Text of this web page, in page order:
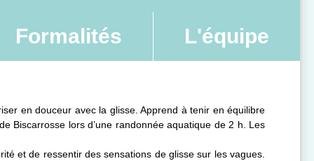
Formalités L'équipe
en douceur avec la glisse. Apprend à tenir en équilibre
Biscarrosse lors d’une randonnée aquatique de 2 h. Les
et de ressentir des sensations de glisse sur les vagues.